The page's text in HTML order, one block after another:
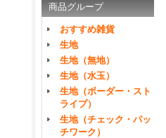
商品グループ
おすすめ雑貨
生地
生地（無地）
生地（水玉）
生地（ボーダー・スト
ライプ）
生地（チェック・パッ
チワーク）